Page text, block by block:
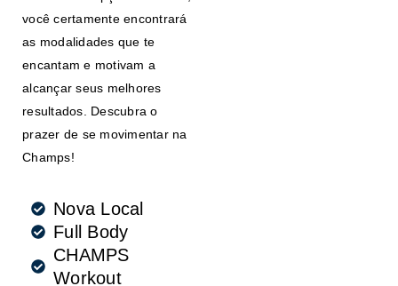
você certamente encontrará
as modalidades que te
encantam e motivam a
alcançar seus melhores
resultados. Descubra o
prazer de se movimentar na
Champs!
Nova Local
Full Body
CHAMPS
Workout